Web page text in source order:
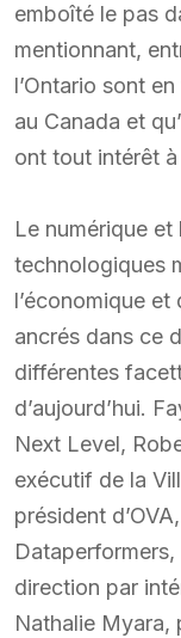
emboîté le pas
mentionnant,
l’Ontario sont
au Canada et
ont tout intérêt à
Le numérique
technologiques
l’économique
ancrés dans ce
différentes
d’aujourd’hui.
Next Level,
exécutif de la
président
direction par
Nathalie Myara,